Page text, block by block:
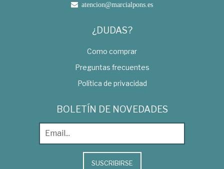
atencion@marcialpons.es
¿DUDAS?
Como comprar
Preguntas frecuentes
Política de privacidad
BOLETÍN DE NOVEDADES
SUSCRIBIRSE